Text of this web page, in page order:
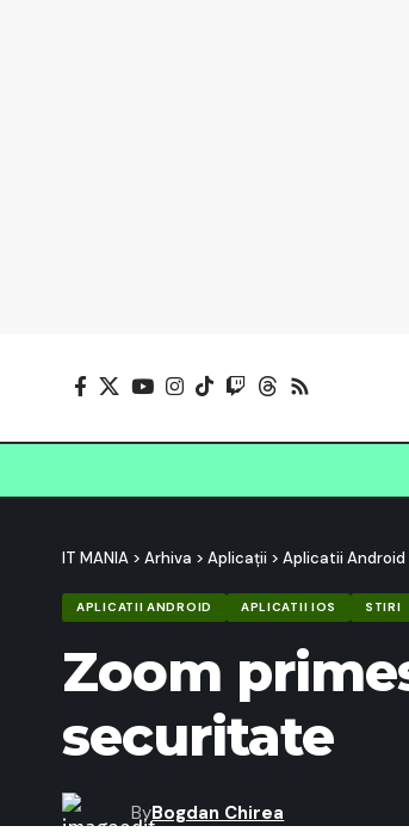
IT MANIA > Arhiva > Aplicații > Aplicatii Android
APLICATII ANDROID APLICATII IOS STIRI
Zoom
securitate
ByBogdan Chirea